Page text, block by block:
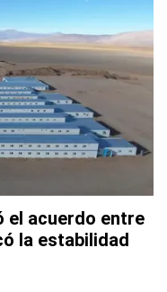
el acuerdo entre
la estabilidad